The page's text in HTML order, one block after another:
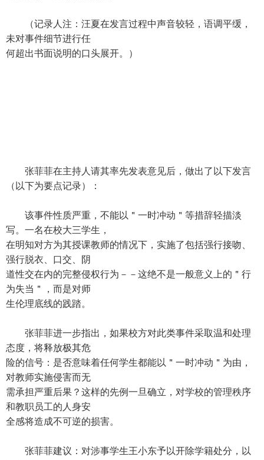
（记录人注：汪夏在发言过程中声音较轻，语调平缓，
未对事件细节进行任
何超出书面说明的口头展开。）
张菲菲在主持人请其率先发表意见后，做出了以下发言
（以下为要点记录）：
该事件性质严重，不能以＂一时冲动＂等措辞轻描淡
写。一名在校大三学生，
在明知对方为其授课教师的情况下，实施了包括强行接吻、
强行脱衣、口交、阴
道性交在内的完整侵权行为－－这绝不是一般意义上的＂行
为失当＂，而是对师
生伦理底线的践踏。
张菲菲进一步指出，如果校方对此类事件采取温和处理
态度，将释放极其危
险的信号：是否意味着任何学生都能以＂一时冲动＂为由，
对教师实施侵害而无
需承担严重后果？这样的先例一旦确立，对学校的管理秩序
和教职员工的人身安
全感将造成不可逆的损害。
张菲菲建议：对涉事学生王小东予以开除学籍处分，以